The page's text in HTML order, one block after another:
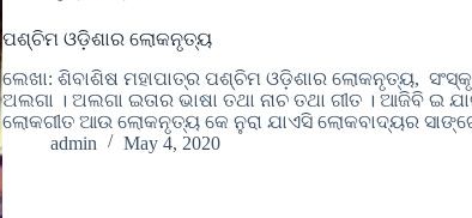
ପଶ୍ଚିମ ଓଡ଼ିଶାର ଲୋକନୃତ୍ୟ
ଲେଖା: ଶିବାଶିଷ ମହାପାତ୍ର ପଶ୍ଚିମ ଓଡ଼ିଶାର ଲୋକନୃତ୍ୟ,
ଅଲଗା । ଅଲଗା ଇତାର ଭାଷା ତଥା ନାଚ ତଥା ଗୀତ । ଆଜିବି ଇ
ଲୋକଗୀତ ଆଉ ଲୋକନୃତ୍ୟ କେ ନୁରା ଯାଏସି ଲୋକବାଦ୍ୟର
admin
May 4, 2020